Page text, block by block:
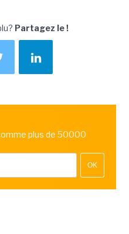
Partagez le !
plus de 50000
OK